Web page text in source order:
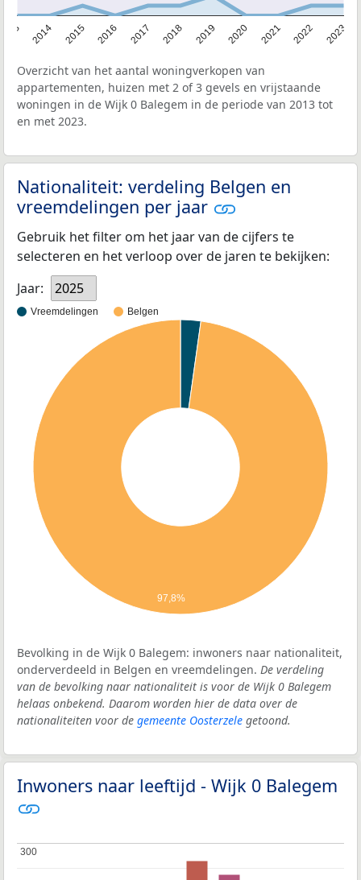
2014 2015 2016 2017 2018 2019 2020 2021 2022 2023
Overzicht van het aantal woningverkopen van
appartementen, huizen met 2 of 3 gevels en vrijstaande
woningen in de Wijk 0 Balegem in de periode van 2013 tot
en met 2023.
Nationaliteit: verdeling Belgen en
vreemdelingen per jaar
Gebruik het filter om het jaar van de cijfers te
selecteren en het verloop over de jaren te bekijken:
Jaar:
2025
Vreemdelingen Belgen
97,8%
Bevolking in de Wijk 0 Balegem: inwoners naar nationaliteit,
onderverdeeld in Belgen en vreemdelingen. De verdeling
van de bevolking naar nationaliteit is voor de Wijk 0 Balegem
helaas onbekend. Daarom worden hier de data over de
nationaliteiten voor de gemeente Oosterzele getoond.
Inwoners naar leeftijd - Wijk 0 Balegem
300
300